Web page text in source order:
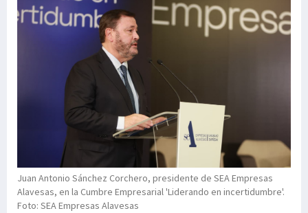
Juan Antonio Sánchez Corchero, presidente de SEA Empresas
Alavesas, en la Cumbre Empresarial 'Liderando en incertidumbre'.
Foto: SEA Empresas Alavesas